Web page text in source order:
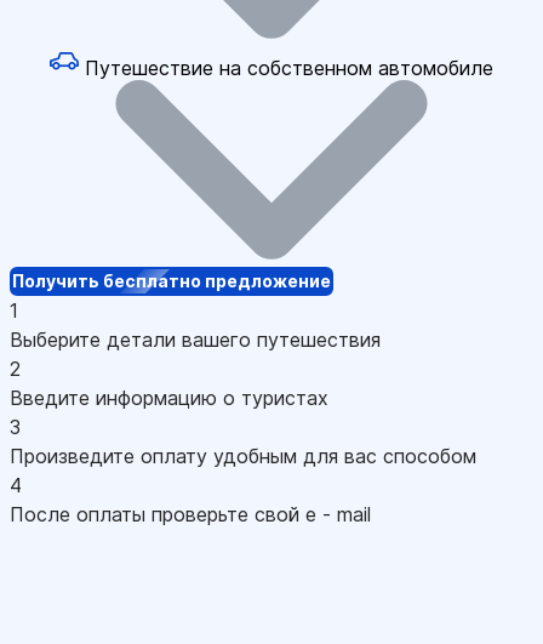
Путешествие на собственном автомобиле
Получить бесплатно предложение
1
Выберите детали вашего путешествия
2
Введите информацию о туристах
3
Произведите оплату удобным для вас способом
4
После оплаты проверьте свой e - mail